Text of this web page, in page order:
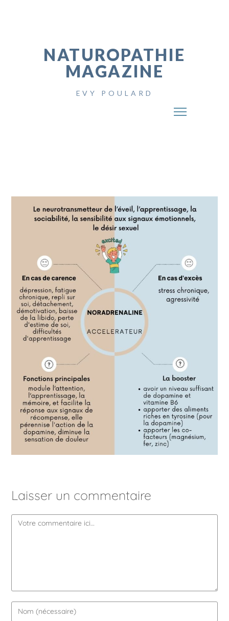
NATUROPATHIE
MAGAZINE
EVY POULARD
Laisser un commentaire